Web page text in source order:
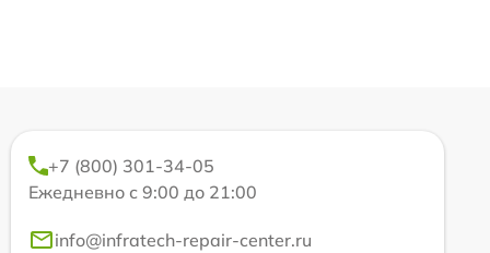
+7 (800) 301-34-05
Ежедневно с 9:00 до 21:00
info@infratech-repair-center.ru